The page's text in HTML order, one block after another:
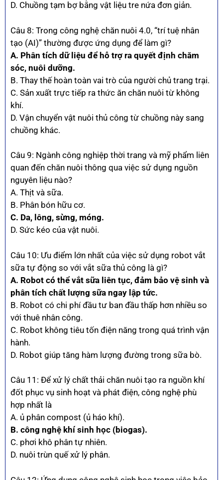
D. Chuồng tạm bợ bằng vật liệu tre nứa đơn giản.
Câu 8: Trong công nghệ chăn nuôi 4.0, “trí tuệ nhân
tạo (AI)” thường được ứng dụng để làm gì?
A. Phân tích dữ liệu để hỗ trợ ra quyết định chăm
sóc, nuôi dưỡng.
B. Thay thế hoàn toàn vai trò của người chủ trang trại.
C. Sản xuất trực tiếp ra thức ăn chăn nuôi từ không
khí.
D. Vận chuyển vật nuôi thủ công từ chuồng này sang
chuồng khác.
Câu 9: Ngành công nghiệp thời trang và mỹ phẩm liên
quan đến chăn nuôi thông qua việc sử dụng nguồn
nguyên liệu nào?
A. Thịt và sữa.
B. Phân bón hữu cơ.
C. Da, lông, sừng, móng.
D. Sức kéo của vật nuôi.
Câu 10: Ưu điểm lớn nhất của việc sử dụng robot vắt
sữa tự động so với vắt sữa thủ công là gì?
A. Robot có thể vắt sữa liên tục, đảm bảo vệ sinh và
phân tích chất lượng sữa ngay lập tức.
B. Robot có chi phí đầu tư ban đầu thấp hơn nhiều so
với thuê nhân công.
C. Robot không tiêu tốn điện năng trong quá trình vận
hành.
D. Robot giúp tăng hàm lượng đường trong sữa bò.
Câu 11: Để xử lý chất thải chăn nuôi tạo ra nguồn khí
đốt phục vụ sinh hoạt và phát điện, công nghệ phù
hợp nhất là
A. ủ phân compost (ủ háo khí).
B. công nghệ khí sinh học (biogas).
C. phơi khô phân tự nhiên.
D. nuôi trùn quế xử lý phân.